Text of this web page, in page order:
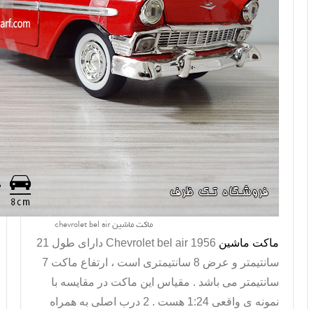
ماکت ماشین chevrolet bel air
ماکت ماشین Chevrolet bel air 1956
دارای طول 21
سانتیمتر و عرض 8 سانتیمتری است ، ارتفاع ماکت 7
سانتیمتر می باشد . مقیاس این ماکت در مقایسه با
نمونه ی واقعی 1:24 هست . 2 درب اصلی به همراه